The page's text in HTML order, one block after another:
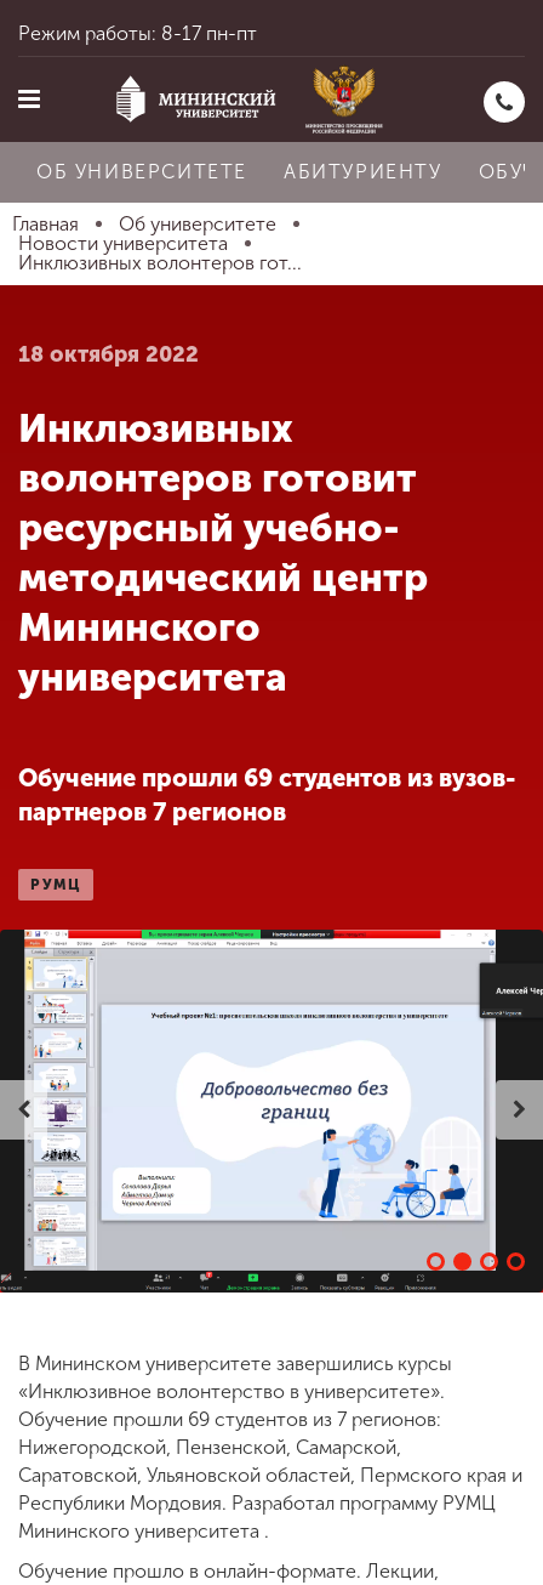
Главная
Абитуриенту
Обучение
Наука
Другие виды
Студенческая жизнь
Сведения об
образовательной
организации
ENG SPN CHI
Приемная
Режим работы: 8-17 пн-пт
ОБ УНИВЕРСИТЕТЕ АБИТУРИЕНТУ
Главная
Об университете
Новости университета
Инклюзивных волонтеров гот...
18 октября 2022
Инклюзивных
волонтеров готовит
ресурсный учебно-
методический центр
Мининского
университета
Обучение прошли 69 студентов из вузов-
партнеров 7 регионов
РУМЦ
В Мининском университете завершились курсы
«Инклюзивное волонтерство в университете».
Обучение прошли 69 студентов из 7 регионов:
Нижегородской, Пензенской, Самарской,
Саратовской, Ульяновской областей, Пермского края и
Республики Мордовия. Разработал программу РУМЦ
Мининского университета .
Обучение прошло в онлайн-формате. Лекции,